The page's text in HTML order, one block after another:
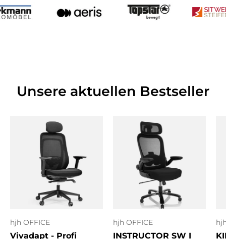
Unsere aktuellen Bestseller
hjh OFFICE
Vivadapt - Profi
hjh OFFICE
INSTRUCTOR SW I